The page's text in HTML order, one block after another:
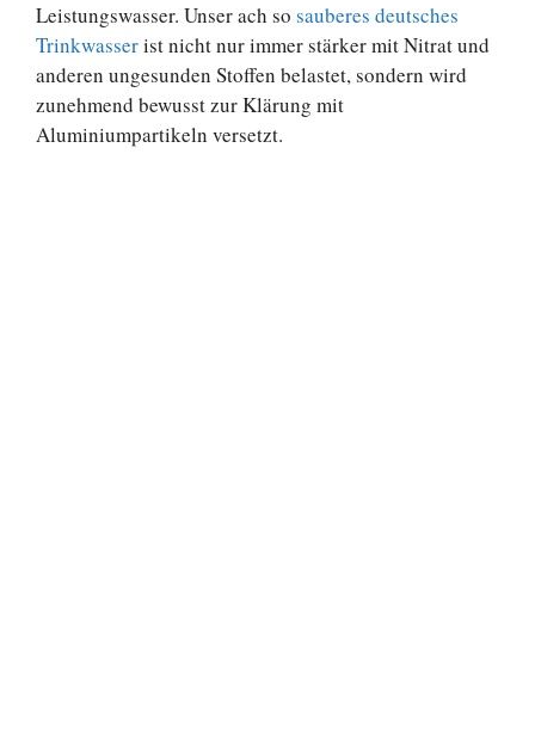
Leistungswasser. Unser ach so sauberes deutsches
Trinkwasserist nicht nur immer stärker mit Nitrat und
anderen ungesunden Stoffen belastet, sondern wird
zunehmend bewusst zur Klärung mit
Aluminiumpartikeln versetzt.